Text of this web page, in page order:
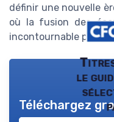
définir une nouvelle
où la fusion des
incontournable pour
le
Téléchargez